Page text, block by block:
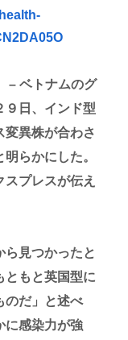
– ベトナムのグ
９日、インド型
変異株が合わさ
らかにした。
プレスが伝え
ら見つかったと
ともと英国型に
のだ」と述べ
に感染力が強